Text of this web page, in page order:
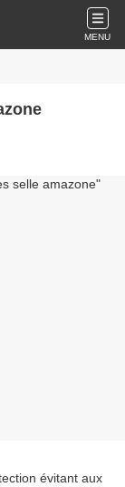
MENU
évitant aux